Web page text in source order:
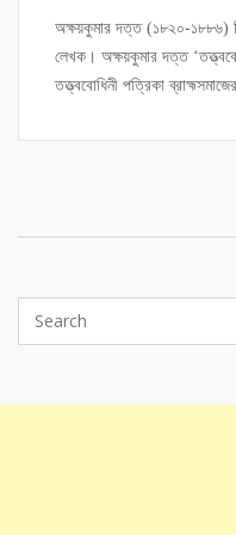
অক্ষয়কুমার দত্ত (১৮২০-১৮৮৬)
লেখক। অক্ষয়কুমার দত্ত
তত্ত্ববোধিনী পত্রিকা